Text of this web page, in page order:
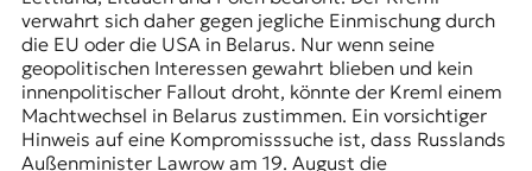
o
p
a
verwahrt sich daher gegen jegliche Einmischung durch
die EU oder die USA in Belarus. Nur wenn seine
geopolitischen Interessen gewahrt blieben und kein
innenpolitischer Fallout droht, könnte der Kreml einem
Machtwechsel in Belarus zustimmen. Ein vorsichtiger
Hinweis auf eine Kompromisssuche ist, dass Russlands
Außenminister Lawrow am 19. August die